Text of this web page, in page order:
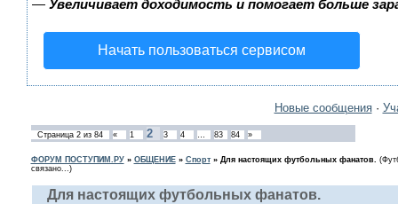
— Увеличивает доходимость и помогает больше
Начать пользоваться сервисом
Новые сообщения·
Страница 2из 84 « 1 2 3 4 … 83 84 »
ФОРУМ ПОСТУПИМ.РУ» ОБЩЕНИЕ» Спорт» Для настоящих футбольных фанатов.
связано...)
Для настоящих футбольных фанатов.